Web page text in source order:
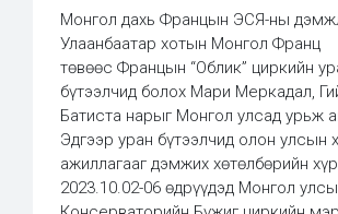
Монгол дахь Францын ЭСЯ-ны
Улаанбаатар хотын Монгол Франц
төвөөс Францын “Облик” циркийн
бүтээлчид болох Мари Меркадал,
Батиста нарыг Монгол улсад урьж
Эдгээр уран бүтээлчид олон улсын
ажиллагааг дэмжих хөтөлбөрийн
2023.10.02-06 өдрүүдэд Монгол